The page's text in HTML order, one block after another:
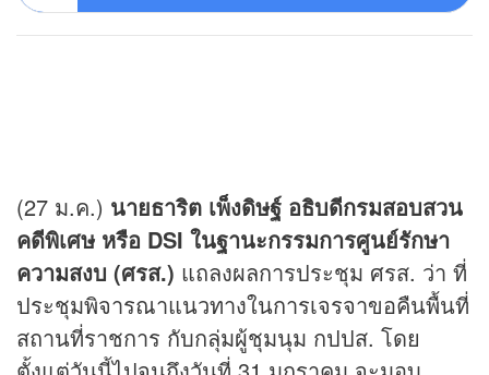
(27 ม.ค.) นายธาริต เพ็งดิษฐ์ อธิบดีกรมสอบสวน
คดีพิเศษ หรือ DSI ในฐานะกรรมการศูนย์รักษา
ความสงบ (ศรส.) แถลงผลการประชุม ศรส. ว่า ที่
ประชุมพิจารณาแนวทางในการเจรจาขอคืนพื้นที่
สถานที่ราชการ กับกลุ่มผู้ชุมนุม กปปส. โดย